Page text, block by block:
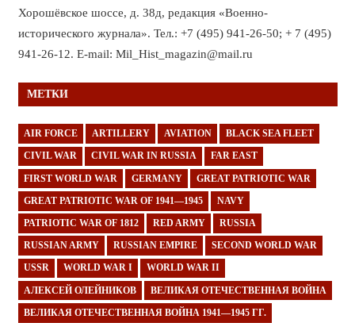
Хорошёвское шоссе, д. 38д, редакция «Военно-
исторического журнала». Тел.: +7 (495) 941-26-50; + 7 (495)
941-26-12. E-mail: Mil_Hist_magazin@mail.ru
МЕТКИ
AIR FORCE ARTILLERY AVIATION BLACK SEA FLEET
CIVIL WAR CIVIL WAR IN RUSSIA FAR EAST
FIRST WORLD WAR GERMANY GREAT PATRIOTIC WAR
GREAT PATRIOTIC WAR OF 1941—1945 NAVY
PATRIOTIC WAR OF 1812 RED ARMY RUSSIA
RUSSIAN ARMY RUSSIAN EMPIRE SECOND WORLD WAR
USSR WORLD WAR I WORLD WAR II
АЛЕКСЕЙ ОЛЕЙНИКОВ ВЕЛИКАЯ ОТЕЧЕСТВЕННАЯ ВОЙНА
ВЕЛИКАЯ ОТЕЧЕСТВЕННАЯ ВОЙНА 1941—1945 ГГ.